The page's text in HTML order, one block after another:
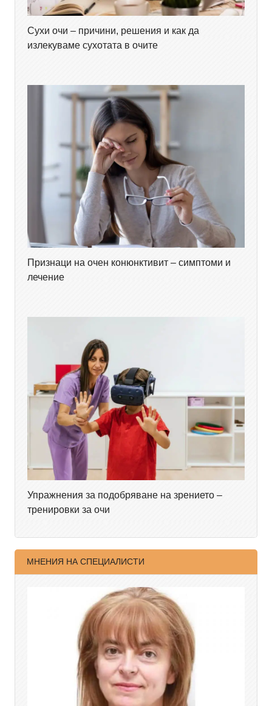
Сухи очи – причини, решения и как да
излекуваме сухотата в очите
Признаци на очен конюнктивит – симптоми и
лечение
Упражнения за подобряване на зрението –
тренировки за очи
МНЕНИЯ НА СПЕЦИАЛИСТИ